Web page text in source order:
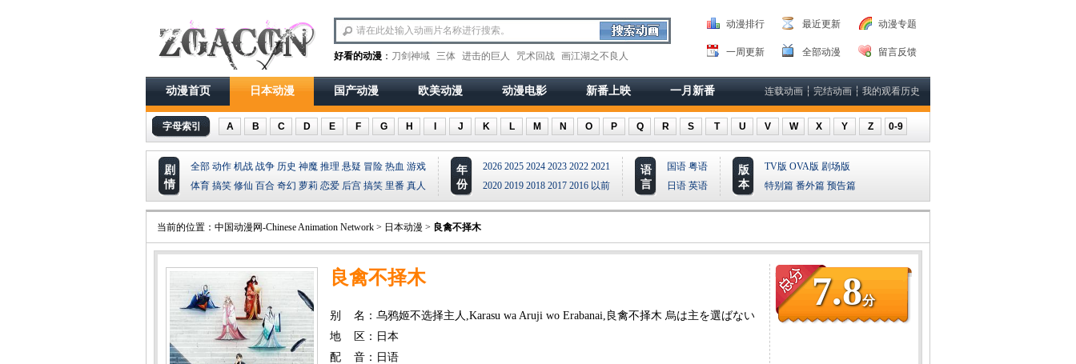
好看的动漫 ： 刀剑神域 三体 进击的巨人 咒术回战 画江湖之不良人
动漫排行 最近更新 动漫专题
一周更新 全部动漫 留言反馈
动漫首页 日本动漫 国产动漫 欧美动漫 动漫电影 新番上映 一月新番 连载动画 ┆ 完结动画 ┆ 我的观看历史
字母索引 A B C D E F G H J K L M N O P Q R S T U V W X Y Z 0-9
剧
情
全部 动作 机战 战争 历史 神魔 推理 悬疑 冒险 热血 游戏
体育 搞笑 修仙 百合 奇幻 萝莉 恋爱 后宫 搞笑 里番 真人
年
份
2026 2025 2024 2023 2022 2021
2020 2019 2018 2017 2016 以前
语
言
国语 粤语
日语 英语
版
本
TV版 OVA版 剧场版
特别篇 番外篇 预告篇
当前的位置： 中国动漫网-Chinese Animation Network > 日本动漫 > 良禽不择木
7.8分
良禽不择木
别 名：乌鸦姬不选择主人,Karasu wa Aruji wo Erabanai,良禽不择木 烏は主を選ばない
地 区：日本
配 音：日语